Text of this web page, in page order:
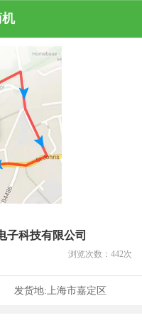
子科技有限公司
浏览次数： 442次
发货地:上海市嘉定区